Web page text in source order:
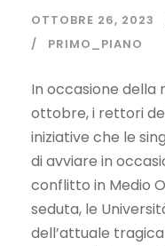
OTTOBRE 26, 2023
PRIMO_PIANO
In occasione della
ottobre, i rettori
iniziative che le
di avviare in
conflitto in Medio
seduta, le
dell’attuale